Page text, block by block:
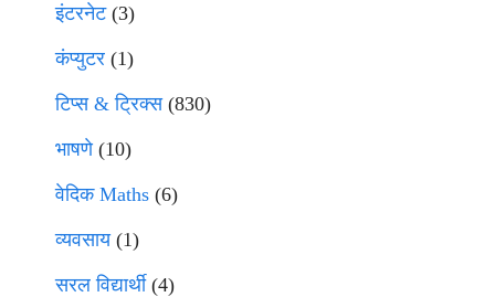
इंटरनेट(3)
कंप्युटर (1)
टिप्स & ट्रिक्स(830)
भाषणे(10)
वेदिक Maths (6)
व्यवसाय(1)
सरल विद्यार्थी(4)